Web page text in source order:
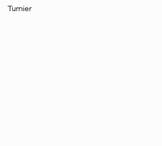
Turnier